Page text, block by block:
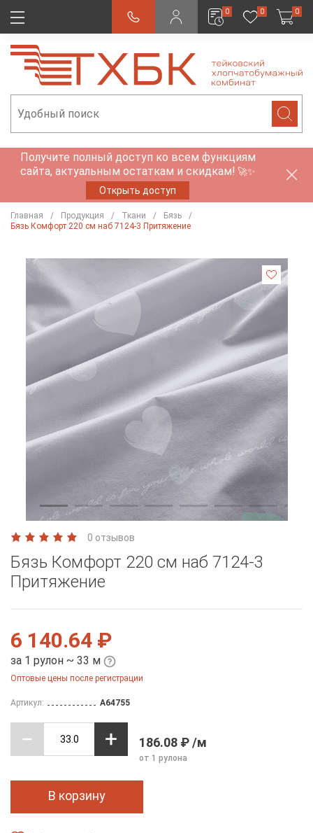
0 0 0
Получите полный доступ ко всем функциям
сайта, актуальным остаткам и скидкам! 🚀✨
Открыть доступ
Главная Продукция Ткани
Бязь
Бязь Комфорт 220 см наб 7124-3 Притяжение
0 отзывов
Бязь Комфорт 220 см наб 7124-3
Притяжение
6 140.64 ₽
за 1 рулон ~ 33 м
Оптовые цены после регистрации
Артикул: A64755
186.08 ₽ /м
от 1 рулона
В корзину